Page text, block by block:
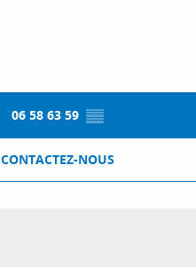
06 58 63 59 ▒▒
CONTACTEZ-NOUS